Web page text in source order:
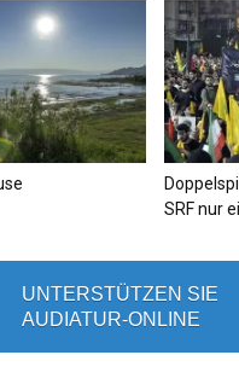
SRF nur
UNTERSTÜTZEN SIE
AUDIATUR-ONLINE